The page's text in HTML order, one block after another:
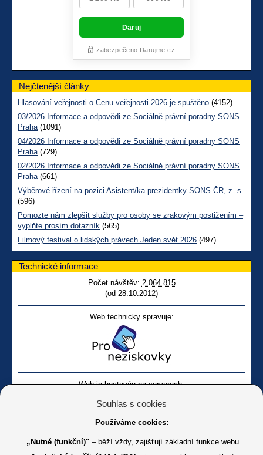
Nejčtenější články
Hlasování veřejnosti o Cenu veřejnosti 2026 je spuštěno (4152)
03/2026 Informace a odpovědi ze Sociálně právní poradny SONS
Praha(1091)
04/2026 Informace a odpovědi ze Sociálně právní poradny SONS
Praha(729)
02/2026 Informace a odpovědi ze Sociálně právní poradny SONS
Praha(661)
Výběrové řízení na pozici Asistent/ka prezidentky SONS ČR, z. s.
(596)
Pomozte nám zlepšit služby pro osoby se zrakovým postižením –
vyplňte prosím dotazník (565)
Filmový festival o lidských právech Jeden svět 2026 (497)
Technické informace
Počet návštěv: 2 064 815
(od 28.10.2012)
Web technicky spravuje:
Web je hostován na serverech:
Souhlas s cookies
Používáme cookies:
„Nutné (funkční)" – běží vždy, zajišťují základní funkce webu